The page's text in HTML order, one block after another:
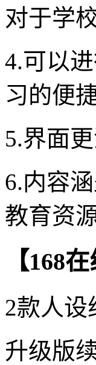
对于学
4.可以
习的便捷
5.界面
6.内容
教育资源
【168
2款人设
升级版